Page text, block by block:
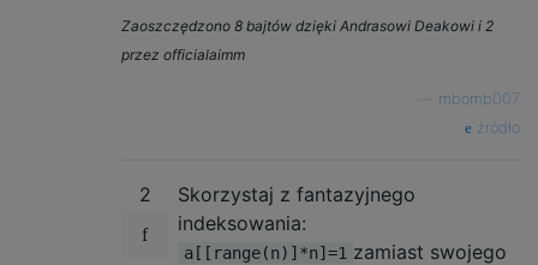
Zaoszczędzono 8 bajtów dzięki Andrasowi Deakowi i 2
przez officialaimm
mbomb007
źródło
2
Skorzystaj z fantazyjnego
indeksowania:
a[[range(n)]*n]=1 zamiast swojego